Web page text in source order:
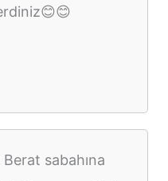
sabahına